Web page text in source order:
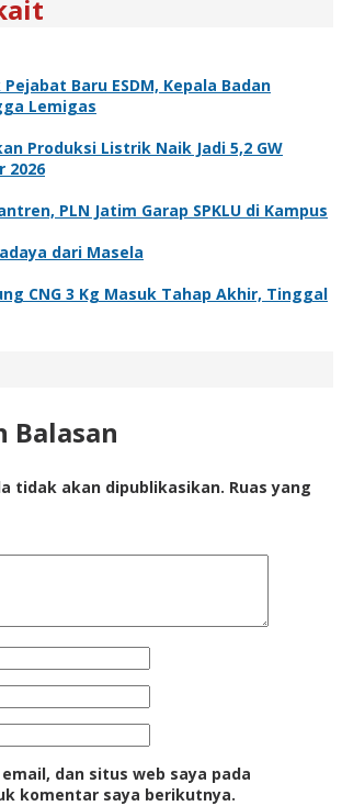
Baru ESDM, Kepala Badan
Lemigas
Produksi Listrik Naik Jadi 5,2 GW
2026
PLN Jatim Garap SPKLU di Kampus
dari Masela
CNG 3 Kg Masuk Tahap Akhir, Tinggal
Balasan
tidak akan dipublikasikan. Ruas yang
dan situs web saya pada
komentar saya berikutnya.